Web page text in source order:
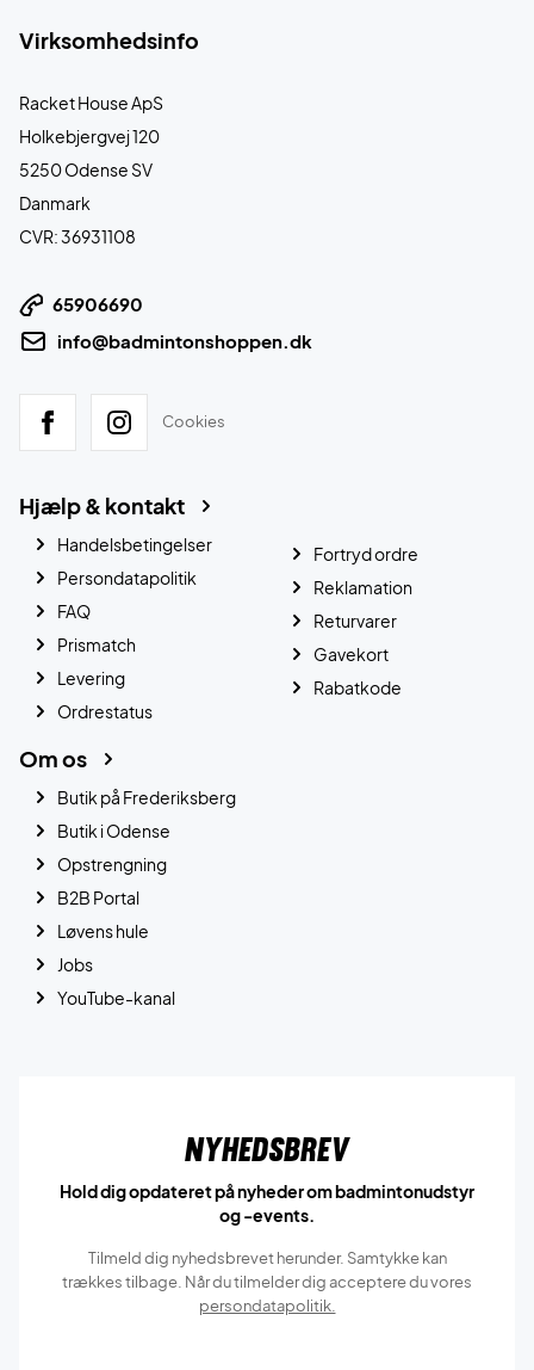
Virksomhedsinfo
Racket House ApS
Holkebjergvej 120
5250 Odense SV
Danmark
CVR: 36931108
65906690
info@badmintonshoppen.dk
Cookies
Hjælp & kontakt
Handelsbetingelser
Persondatapolitik
FAQ
Prismatch
Levering
Ordrestatus
Fortryd ordre
Reklamation
Returvarer
Gavekort
Rabatkode
Om os
Butik på Frederiksberg
Butik i Odense
Opstrengning
B2B Portal
Løvens hule
Jobs
YouTube-kanal
Nyhedsbrev
Hold dig opdateret på nyheder om badmintonudstyr
og -events.
Tilmeld dig nyhedsbrevet herunder. Samtykke kan
trækkes tilbage. Når du tilmelder dig acceptere du vores
persondatapolitik.